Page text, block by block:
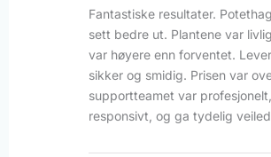
Fantastiske resultater.
sett bedre ut. Plantene var
var høyere enn forventet.
sikker og smidig. Prisen var
supportteamet var
responsivt, og ga tydelig